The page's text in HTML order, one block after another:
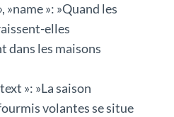
»name »: »Quand les
elles
dans les maisons
»: »La saison
volantes se situe